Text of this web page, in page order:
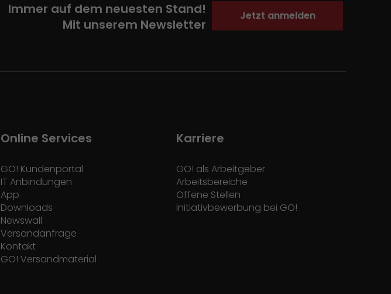
Immer auf dem neuesten Stand!
Mit unserem Newsletter
Jetzt anmelden
Online Services
GO! Kundenportal
IT Anbindungen
App
Downloads
Newswall
Versandanfrage
Kontakt
GO! Versandmaterial
Karriere
GO! als Arbeitgeber
Arbeitsbereiche
Offene Stellen
Initiativbewerbung bei GO!